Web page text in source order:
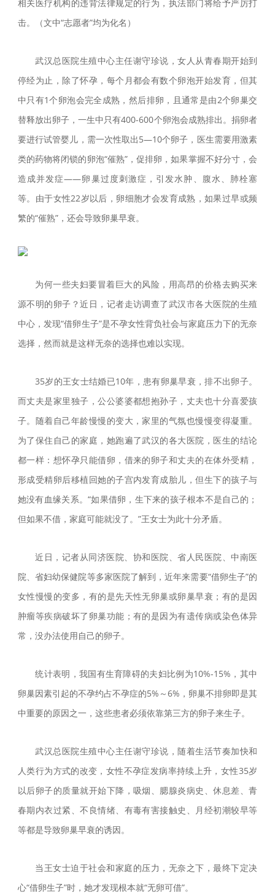
相关医疗机构的违背法律规定的行为，执法部门将给予严厉打
击。（文中“志愿者”均为化名）
武汉总医院生殖中心主任谢守珍说，女人从青春期开始到
停经为止，除了怀孕，每个月都会有数个卵泡开始发育，但其
中只有1个卵泡会完全成熟，然后排卵，且通常是由2个卵巢交
替释放出卵子，一生中只有400-600个卵泡会成熟排出。捐卵者
要进行试管婴儿，需一次性取出5—10个卵子，医生需要用激素
类的药物将闭锁的卵泡“催熟”，促排卵，如果掌握不好分寸，会
造成并发症——卵巢过度刺激症，引发水肿、腹水、肺栓塞
等。由于女性22岁以后，卵细胞才会发育成熟，如果过早或频
繁的“催熟”，还会导致卵巢早衰。
为何一些夫妇要冒着巨大的风险，用高昂的价格去购买来
源不明的卵子？近日，记者走访调查了武汉市各大医院的生殖
中心，发现“借卵生子”是不孕女性背负社会与家庭压力下的无奈
选择，然而就是这样无奈的选择也难以实现。
35岁的王女士结婚已10年，患有卵巢早衰，排不出卵子。
而丈夫是家里独子，公公婆婆都想抱孙子，丈夫也十分喜爱孩
子。随着自己年龄慢慢的变大，家里的气氛也慢慢变得凝重。
为了保住自己的家庭，她跑遍了武汉的各大医院，医生的结论
都一样：想怀孕只能借卵，借来的卵子和丈夫的在体外受精，
形成受精卵后移植回她的子宫内发育成胎儿，但生下的孩子与
她没有血缘关系。“如果借卵，生下来的孩子根本不是自己的；
但如果不借，家庭可能就没了。”王女士为此十分矛盾。
近日，记者从同济医院、协和医院、省人民医院、中南医
院、省妇幼保健院等多家医院了解到，近年来需要“借卵生子”的
女性慢慢的变多，有的是先天性无卵巢或卵巢早衰；有的是因
肿瘤等疾病破坏了卵巢功能；有的是因为有遗传病或染色体异
常，没办法使用自己的卵子。
统计表明，我国有生育障碍的夫妇比例为10%-15%，其中
卵巢因素引起的不孕约占不孕症的5%～6%，卵巢不排卵即是其
中重要的原因之一，这些患者必须依靠第三方的卵子来生子。
武汉总医院生殖中心主任谢守珍说，随着生活节奏加快和
人类行为方式的改变，女性不孕症发病率持续上升，女性35岁
以后卵子的质量就开始下降，吸烟、腮腺炎病史、休息差、青
春期内衣过紧、不良情绪、有毒有害接触史、月经初潮较早等
等都是导致卵巢早衰的诱因。
当王女士迫于社会和家庭的压力，无奈之下，最终下定决
心“借卵生子”时，她才发现根本就“无卵可借”。